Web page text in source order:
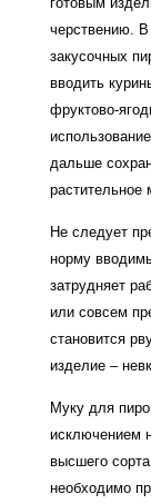
черствению. В
закусочных
вводить
фруктово-
дальше
растительное
Не следует
норму
затрудняет
или совсем
становится
изделие –
Муку для
исключением
высшего
необходимо